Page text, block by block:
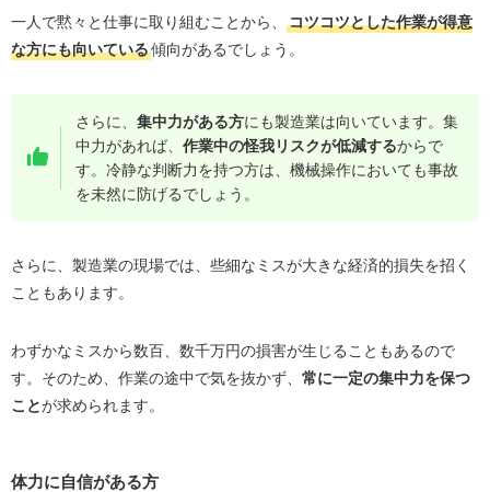
一人で黙々と仕事に取り組むことから、
コツコツとした作業が得意
な方にも向いている傾向があるでしょう。
さらに、集中力がある方にも製造業は向いています。集
中力があれば、作業中の怪我リスクが低減するからで
す。冷静な判断力を持つ方は、機械操作においても事故
を未然に防げるでしょう。
さらに、製造業の現場では、些細なミスが大きな経済的損失を招く
こともあります。
わずかなミスから数百、数千万円の損害が生じることもあるので
す。そのため、作業の途中で気を抜かず、 常に一定の集中力を保つ
ことが求められます。
体力に自信がある方